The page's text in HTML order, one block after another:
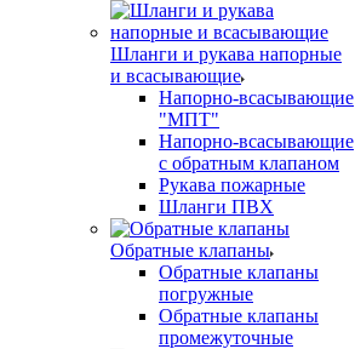
Шланги и рукава напорные
и всасывающие
Напорно-всасывающие
"МПТ"
Напорно-всасывающие
с обратным клапаном
Рукава пожарные
Шланги ПВХ
Обратные клапаны
Обратные клапаны
погружные
Обратные клапаны
промежуточные